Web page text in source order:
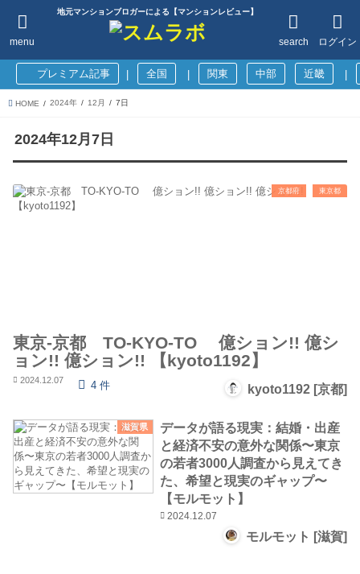
地元マンションブロガーによる【マンションレビュー】
ログイン
search
menu
プレミアム記事 全国 関東 中部 近畿
HOME 2024年 12月 7日
2024年12月7日
京都府 東京都
東京-京都 TO-KYO-TO 億ション!! 億シ
ョン!! 億ション!! 【kyoto1192】
2024.12.07 4 件 kyoto1192 [京都]
滋賀県
データが語る現実：結婚・出産
と経済不安の意外な関係〜東京
の若者3000人調査から見えてき
た、希望と現実のギャップ〜
【モルモット】
2024.12.07
モルモット [滋賀]